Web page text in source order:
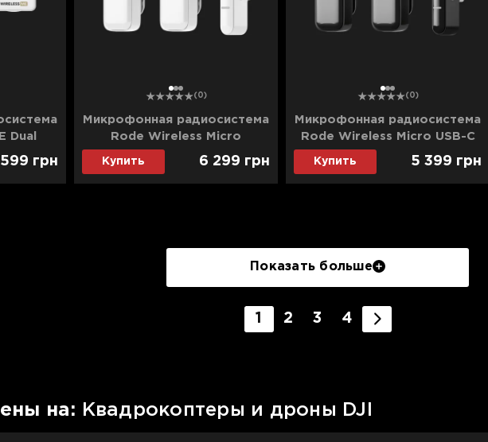
Dual
грн
12 3 (0)
Микрофонная радиосистема
Rode Wireless Micro
Lightning (White)
Купить 6 299 грн
12 3 (0)
Микрофонная радиосистема
Rode Wireless Micro USB-C
(Black)
Купить 5 399 грн
Показать больше
1 2 3 4
на: Квадрокоптеры и дроны DJI